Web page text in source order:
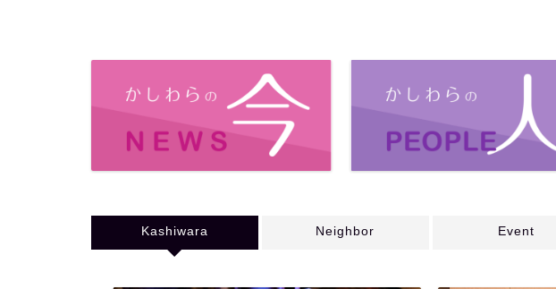
Kashiwara Neighbor Event